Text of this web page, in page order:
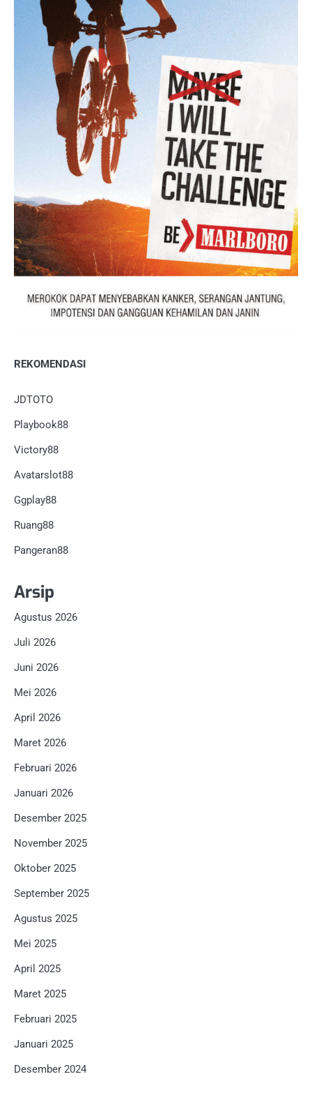
REKOMENDASI
JDTOTO
Playbook88
Victory88
Avatarslot88
Ggplay88
Ruang88
Pangeran88
Arsip
Agustus 2026
Juli 2026
Juni 2026
Mei 2026
April 2026
Maret 2026
Februari 2026
Januari 2026
Desember 2025
November 2025
Oktober 2025
September 2025
Agustus 2025
Mei 2025
April 2025
Maret 2025
Februari 2025
Januari 2025
Desember 2024